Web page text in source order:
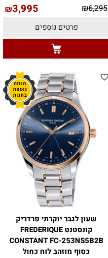
₪6,295
₪3,995
פרטים נוספים
שעון לגבר יוקרתי פרדריק
קונסטנט FREDERIQUE
CONSTANT FC-253NS5B2B
כסוף מוזהב לוח כחול